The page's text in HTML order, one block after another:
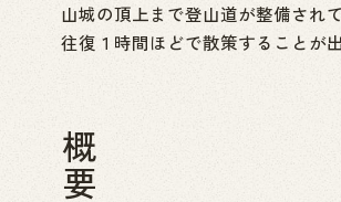
山城の頂上まで登山道が整備され
往復１時間ほどで散策することが出
概要